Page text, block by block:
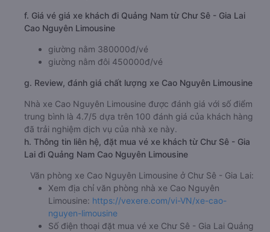
f. Giá vé giá xe khách đi Quảng Nam từ Chư Sê - Gia Lai
Cao Nguyên Limousine
giường nằm 380000đ/vé
giường nằm đôi 450000đ/vé
g. Review, đánh giá chất lượng xe Cao Nguyên Limousine
Nhà xe Cao Nguyên Limousine được đánh giá với số điểm
trung bình là 4.7/5 dựa trên 100 đánh giá của khách hàng
đã trải nghiệm dịch vụ của nhà xe này.
h. Thông tin liên hệ, đặt mua vé xe khách từ Chư Sê - Gia
Lai đi Quảng Nam Cao Nguyên Limousine
Văn phòng xe Cao Nguyên Limousine ở Chư Sê - Gia Lai:
Xem địa chỉ văn phòng nhà xe Cao Nguyên
Limousine: https://vexere.com/vi-VN/xe-cao-
nguyen-limousine
Số điện thoại đặt mua vé xe Chư Sê - Gia Lai Quảng